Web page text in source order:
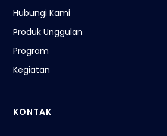
Hubungi Kami
Produk Unggulan
Program
Kegiatan
KONTAK